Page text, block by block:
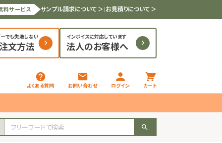
料サービス サンプル請求について ＞|お見積りについて ＞
でも失敗しない
文方法
インボイスに対応しています
法人のお客様へ
よくある質問 お問い合わせ ログイン カート